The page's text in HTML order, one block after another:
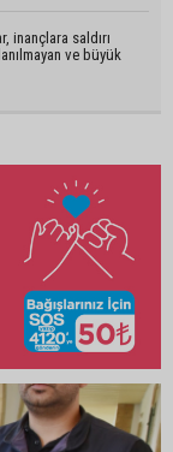
inançlara saldırı
ve büyük